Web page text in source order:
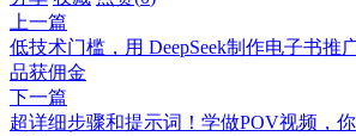
上一篇
低技术门槛，用 DeepSeek制作电子书推
品获佣金
下一篇
超详细步骤和提示词！学做POV视频，